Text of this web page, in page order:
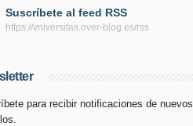
Suscríbete al feed RSS
https://vniversitas.over-blog.es/rss
para recibir notificaciones de nuevos